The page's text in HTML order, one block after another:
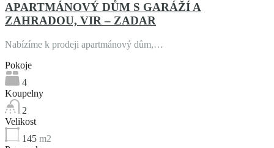
APARTMÁNOVÝ DŮM S GARÁŽÍ A
ZAHRADOU, VIR – ZADAR
Nabízíme k prodeji apartmánový dům,…
Pokoje
4
Koupelny
2
Velikost
145 m2